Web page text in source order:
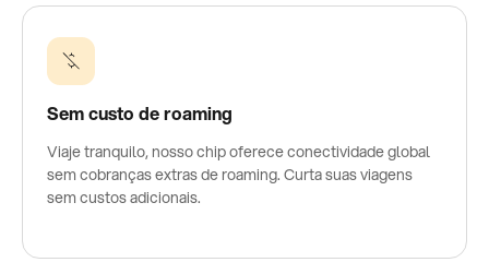
Sem custo de roaming
Viaje tranquilo, nosso chip oferece conectividade global
sem cobranças extras de roaming. Curta suas viagens
sem custos adicionais.